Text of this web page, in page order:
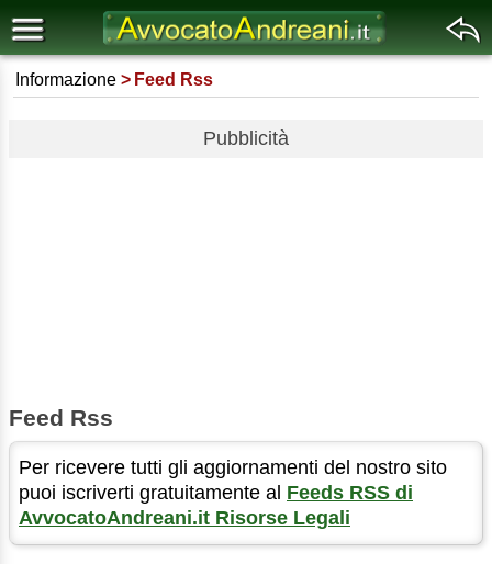
Informazione Feed Rss
Pubblicità
Feed Rss
Per ricevere tutti gli aggiornamenti del nostro sito
puoi iscriverti gratuitamente al Feeds RSS di
AvvocatoAndreani.it Risorse Legali